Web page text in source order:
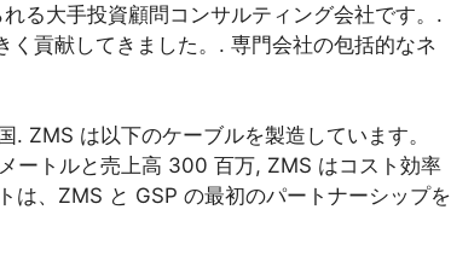
る大手投資顧問コンサルティング会社です。.
貢献してきました。. 専門会社の包括的なネ
. ZMS は以下のケーブルを製造しています。
ートルと売上高 300 百万, ZMS はコスト効率
は、ZMS と GSP の最初のパートナーシップを